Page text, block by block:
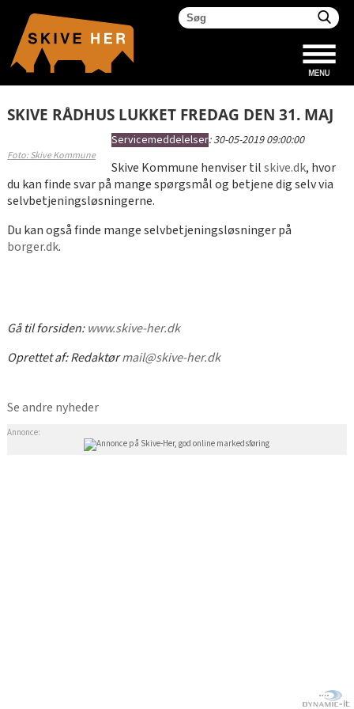
SKIVE RÅDHUS LUKKET FREDAG DEN 31. MAJ
Foto: Skive Kommune
Servicemeddelelser:30-05-2019 09:00:00
Skive Kommune henviser tilskive.dk, hvor
du kan finde svar på mange spørgsmål og betjene dig selv via
selvbetjeningsløsningerne.
Du kan også finde mange selvbetjeningsløsninger på
borger.dk.
Gå til forsiden:www.skive-her.dk
Oprettet af:Redaktørmail@skive-her.dk
Se andre nyheder
Annonce: